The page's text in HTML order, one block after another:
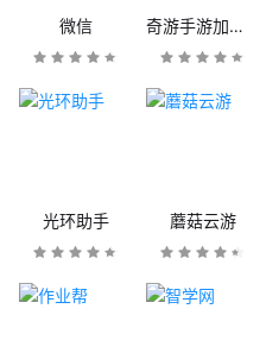
微信 奇游手游加速器
光环助手 蘑菇云游